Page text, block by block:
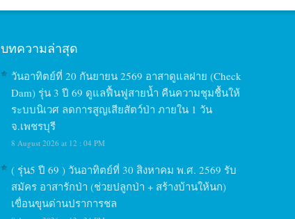
บทความล่าสุด
วันอาทิตย์ที่ 20 กันยายน 2569 อาสาดูแลฝาย (Check
Dam) รุ่น 3 ปี 69 ดูแลฟื้นฟูสายน้ำ คืนความชุมชื้นให้
ระบบนิเวศ ลดการสูญเสียสัตว์ป่า ภายใน 1 วัน
จ.เพชรบุรี
8 August 2026 at 12 : 04 PM
( รุ่น5 ปี 69 ) วันอาทิตย์ที่ 30 สิงหาคม พ.ศ. 2569 รับ
สมัคร อาสารักป่า (ช่วยปลูกป่า + สร้างบ้านให้นก)
เขื่อนขุนด่านปราการชล